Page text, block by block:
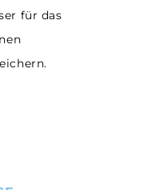
für das